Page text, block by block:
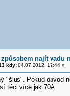
způsobem najít vadu
kdy:04.07.2012, 17:44 »
"šlus". Pokud obvod
téci více jak 70A